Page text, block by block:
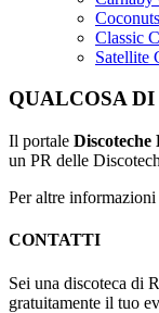
Coconuts
Classic
Satellite
QUALCOSA
Il portale
un PR delle
Per altre
CONTATTI
Sei una discoteca di
gratuitamente il tuo